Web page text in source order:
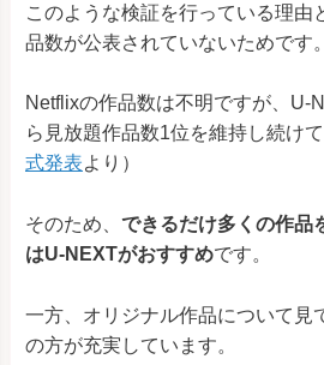
このような検証を行っている理由
品数が公表されていないためです。
Netflixの作品数は不明ですが、U-
ら 見放題作品数1位を維持し続け
式発表より）
そのため、 できるだけ多くの作品
はU-NEXTがおすすめです。
一方、オリジナル作品について見
の方が充実しています。